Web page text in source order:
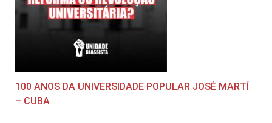
100 ANOS DA UNIVERSIDADE POPULAR JOSÉ MARTÍ
– CUBA